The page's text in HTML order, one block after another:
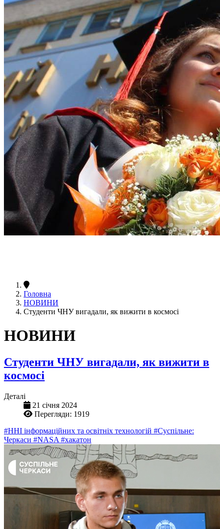
Головна
НОВИНИ
Студенти ЧНУ вигадали, як вижити в космосі
НОВИНИ
Студенти ЧНУ вигадали, як вижити в
космосі
Деталі
21 січня 2024
Перегляди: 1919
#ННІ інформаційних та освітніх технологій #Суспільне:
Черкаси #NASA #хакатон